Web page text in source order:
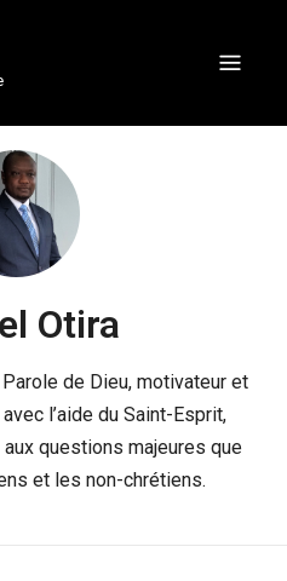
Otira
de Dieu, motivateur et
l’aide du Saint-Esprit,
questions majeures que
et les non-chrétiens.